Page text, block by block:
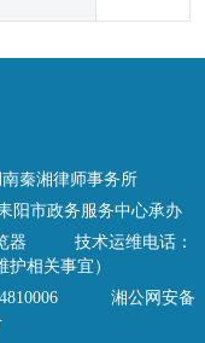
秦湘律师事务所
市政务服务中心承办
览器 技术运维电话：
护相关事宜）
湘公网安备